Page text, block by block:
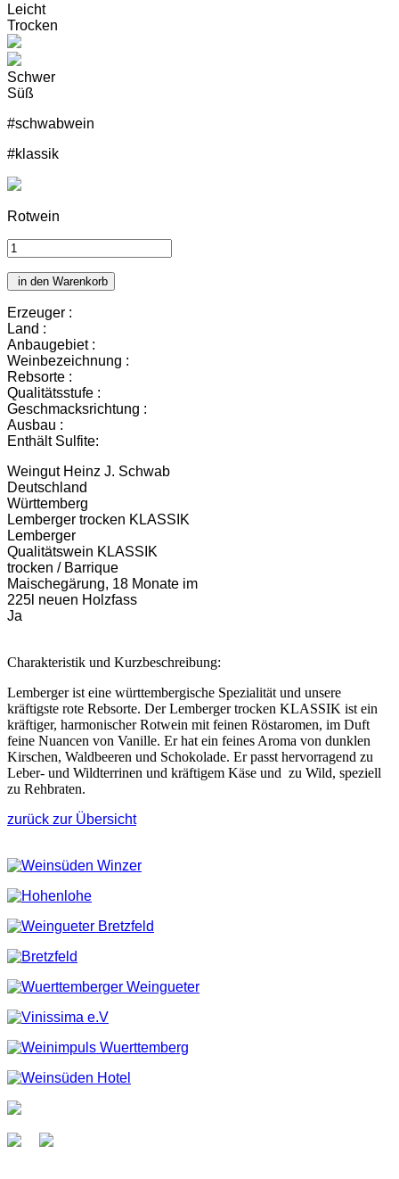
Leicht
Trocken
Schwer
Süß
#schwabwein
#klassik
Rotwein
in den Warenkorb
Erzeuger :
Land :
Anbaugebiet :
Weinbezeichnung :
Rebsorte :
Qualitätsstufe :
Geschmacksrichtung :
Ausbau :
Enthält Sulfite:
Weingut Heinz J. Schwab
Deutschland
Württemberg
Lemberger trocken KLASSIK
Lemberger
Qualitätswein KLASSIK
trocken / Barrique
Maischegärung, 18 Monate im
225l neuen Holzfass
Ja
Charakteristik und Kurzbeschreibung:
Lemberger ist eine württembergische Spezialität und unsere
kräftigste rote Rebsorte. Der Lemberger trocken KLASSIK ist ein
kräftiger, harmonischer Rotwein mit feinen Röstaromen, im Duft
feine Nuancen von Vanille. Er hat ein feines Aroma von dunklen
Kirschen, Waldbeeren und Schokolade. Er passt hervorragend zu
Leber- und Wildterrinen und kräftigem Käse und zu Wild, speziell
zu Rehbraten.
zurück zur Übersicht